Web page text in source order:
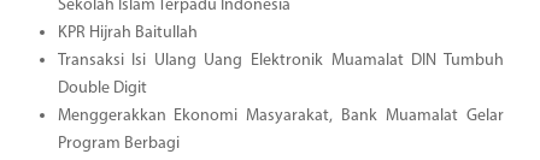
Sekolah Islam Terpadu Indonesia
KPR Hijrah Baitullah
Transaksi Isi Ulang Uang Elektronik Muamalat DIN Tumbuh
Double Digit
Menggerakkan Ekonomi Masyarakat, Bank Muamalat Gelar
Program Berbagi